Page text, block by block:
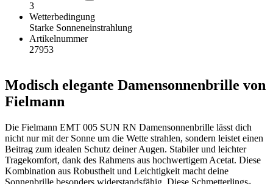
3
Wetterbedingung
Starke Sonneneinstrahlung
Artikelnummer
27953
Modisch elegante Damensonnenbrille von
Fielmann
Die Fielmann EMT 005 SUN RN Damensonnenbrille lässt dich
nicht nur mit der Sonne um die Wette strahlen, sondern leistet einen
Beitrag zum idealen Schutz deiner Augen. Stabiler und leichter
Tragekomfort, dank des Rahmens aus hochwertigem Acetat. Diese
Kombination aus Robustheit und Leichtigkeit macht deine
Sonnenbrille besonders widerstandsfähig. Diese Schmetterlings-